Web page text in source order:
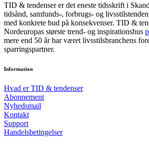
TID & tendenser er det eneste tidsskrift i
tidsånd, samfunds-, forbrugs- og
med konkrete bud på konsekvenser. TID &
Nordeuropas største trend- og inspirationshus
mere end 50 år har været livsstilsbranchens
sparringspartner.
Information
Hvad er TID & tendenser
Abonnement
Nyhedsmail
Kontakt
Support
Handelsbetingelser